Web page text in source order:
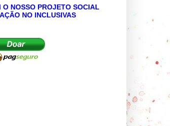
NOSSO PROJETO SOCIAL
NO INCLUSIVAS